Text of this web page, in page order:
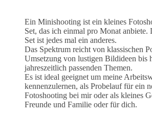
Ein Minishooting ist ein kleines
Set, das ich einmal pro Monat anbiete.
Set ist jedes mal ein anderes.
Das Spektrum reicht von klassischen
Umsetzung von lustigen Bildideen bis
jahreszeitlich passenden Themen.
Es ist ideal geeignet um meine
kennenzulernen, als Probelauf für ein
Fotoshooting bei mir oder als kleines
Freunde und Familie oder für dich.